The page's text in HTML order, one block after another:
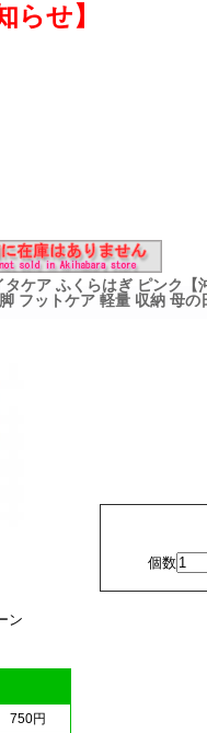
らせ】
タケア ふくらはぎ ピンク
フットケア 軽量 収納 母の
ン
750円
個数